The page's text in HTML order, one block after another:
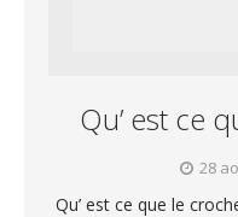
Qu’ est ce
28
Qu’ est ce que le